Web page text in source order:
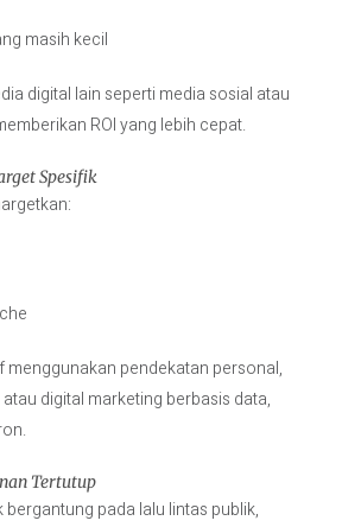
masih kecil
digital lain seperti media sosial atau
ROI yang lebih cepat.
Spesifik
menggunakan pendekatan personal,
digital marketing berbasis data,
Tertutup
bergantung pada lalu lintas publik,